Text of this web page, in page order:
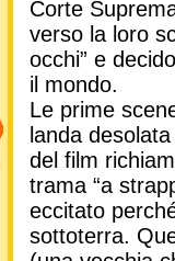
Corte
verso la loro
occhi” e
il mondo.
Le prime
landa
del film
trama “a
eccitato
sottoterra.